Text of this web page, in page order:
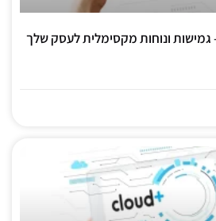
ונוחות מקסימלית לעסק שלך